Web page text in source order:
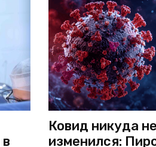
Ковид никуда
изменился: